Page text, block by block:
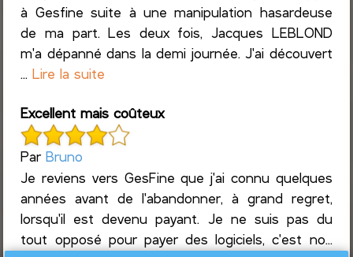
à Gesfine suite à une manipulation hasardeuse
de ma part. Les deux fois, Jacques LEBLOND
m'a dépanné dans la demi journée. J'ai découvert
...Lire la suite
Excellent mais coûteux
ParBruno
Je reviens vers GesFine que j'ai connu quelques
années avant de l'abandonner, à grand regret,
lorsqu'il est devenu payant. Je ne suis pas du
tout opposé pour payer des logiciels, c'est no...